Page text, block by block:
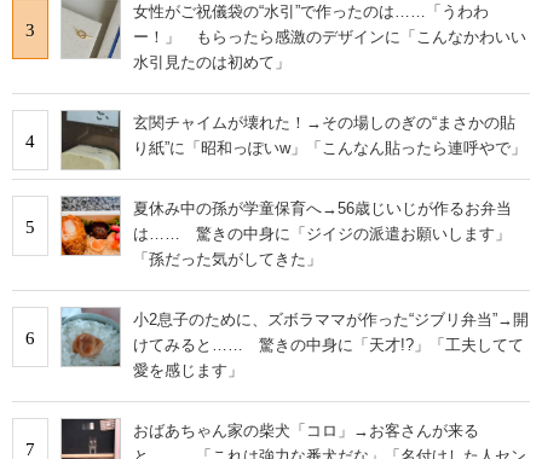
3
女性がご祝儀袋の“水引”で作ったのは……「うわわ
ー！」 もらったら感激のデザインに「こんなかわいい
水引見たのは初めて」
4
玄関チャイムが壊れた！→その場しのぎの“まさかの貼
り紙”に「昭和っぽいw」「こんなん貼ったら連呼やで」
5
夏休み中の孫が学童保育へ→56歳じいじが作るお弁当
は…… 驚きの中身に「ジイジの派遣お願いします」
「孫だった気がしてきた」
6
小2息子のために、ズボラママが作った“ジブリ弁当”→開
けてみると…… 驚きの中身に「天才!?」「工夫してて
愛を感じます」
7
おばあちゃん家の柴犬「コロ」→お客さんが来る